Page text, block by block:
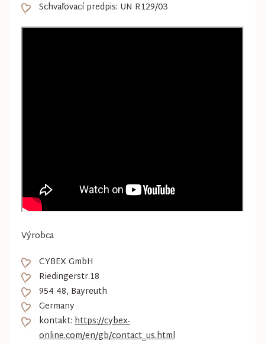
Schvaľovací predpis: UN R129/03
Výrobca
CYBEX GmbH
Riedingerstr.18
954 48, Bayreuth
Germany
kontakt: https://cybex-
online.com/en/gb/contact_us.html